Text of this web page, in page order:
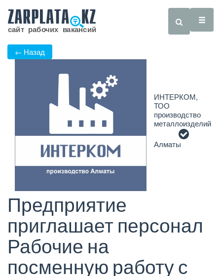
← Назад
ИНТЕРКОМ,
ТОО
производство
металлоизделий
Алматы
Предприятие
приглашает персонал
Рабочие на
посменную работу с